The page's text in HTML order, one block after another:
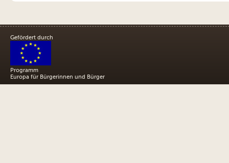
Gefördert durch
Programm
Europa für Bürgerinnen und Bürger